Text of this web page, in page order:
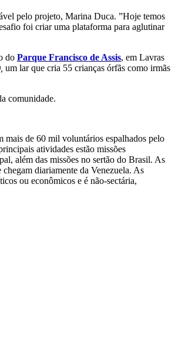
pelo projeto, Marina Duca. ”Hoje temos
foi criar uma plataforma para aglutinar
do Parque Francisco de Assis, em Lavras
um lar que cria 55 crianças órfãs como irmãs
comunidade.
mais de 60 mil voluntários espalhados pelo
atividades estão missões
além das missões no sertão do Brasil. As
diariamente da Venezuela. As
ou econômicos e é não-sectária,